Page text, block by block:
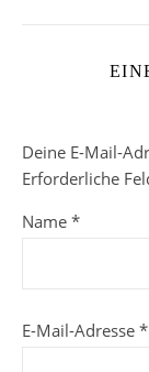
Deine E-Mail-
Erforderliche
Name *
E-Mail-Adresse *